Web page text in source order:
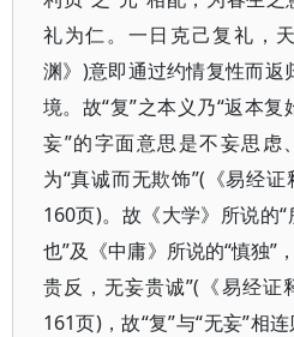
礼为仁。一日克己复礼，
渊》)意即通过约情复性而返
境。故“复”之本义乃“返本复
妄”的字面意思是不妄思虑
为“真诚而无欺饰”(《易经
160页)。故《大学》所说的“
也”及《中庸》所说的“慎独”
贵反，无妄贵诚”(《易经证
161页)，故“复”与“无妄”相